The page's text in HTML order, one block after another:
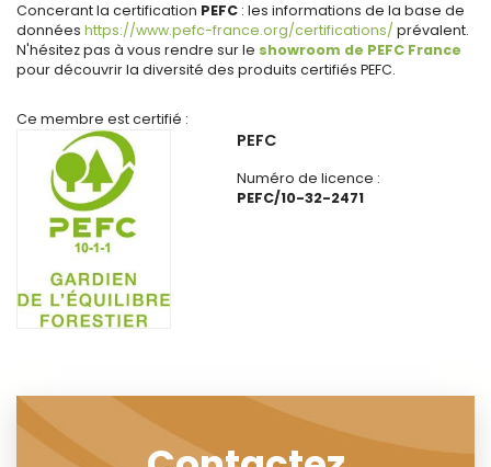
Concerant la certification PEFC : les informations de la base de
données https://www.pefc-france.org/certifications/ prévalent.
N'hésitez pas à vous rendre sur le showroom de PEFC France
pour découvrir la diversité des produits certifiés PEFC.
Ce membre est certifié :
PEFC
Numéro de licence :
PEFC/10-32-2471